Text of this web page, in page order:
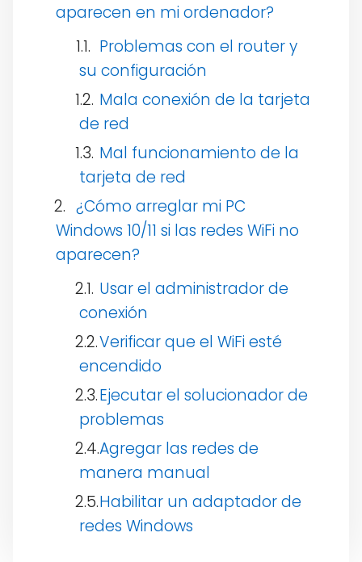
aparecen en mi ordenador?
Problemas con el router y
su configuración
Mala conexión de la tarjeta
de red
Mal funcionamiento de la
tarjeta de red
¿Cómo arreglar mi PC
Windows 10/11 si las redes WiFi no
aparecen?
Usar el administrador de
conexión
Verificar que el WiFi esté
encendido
Ejecutar el solucionador de
problemas
Agregar las redes de
manera manual
Habilitar un adaptador de
redes Windows